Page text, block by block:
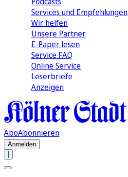
Services und Empfehlungen
Wir helfen
Unsere Partner
E-Paper lesen
Service FAQ
Online Service
Leserbriefe
Anzeigen
AboAbonnieren
Anmelden